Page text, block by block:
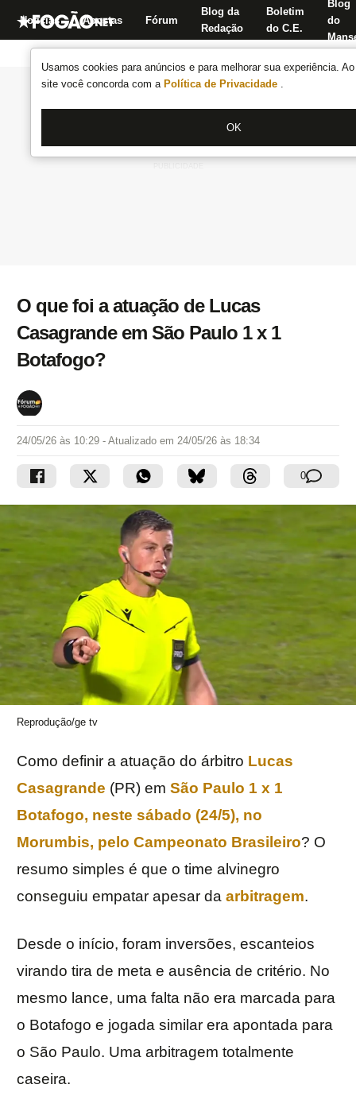
Usamos cookies para anúncios e para melhorar sua experiência.
site você concorda com a Política de Privacidade .
OK
Notícias Apostas Fórum
Blog da
Redação
Boletim
do C.E.
Blog
do
O que foi a atuação de Lucas
Casagrande em São Paulo 1 x 1
Botafogo?
24/05/26 às 10:29 - Atualizado em 24/05/26 às 18:34
0
Reprodução/ge tv
Como definir a atuação do árbitro Lucas
Casagrande (PR) em São Paulo 1 x 1
Botafogo, neste sábado (24/5), no
Morumbis, pelo Campeonato Brasileiro? O
resumo simples é que o time alvinegro
conseguiu empatar apesar da arbitragem.
Desde o início, foram inversões, escanteios
virando tira de meta e ausência de critério. No
mesmo lance, uma falta não era marcada para
o Botafogo e jogada similar era apontada para
o São Paulo. Uma arbitragem totalmente
caseira.